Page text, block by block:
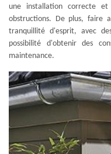
une installation correcte
obstructions. De plus, faire
tranquillité d'esprit, avec
possibilité d'obtenir des
maintenance.